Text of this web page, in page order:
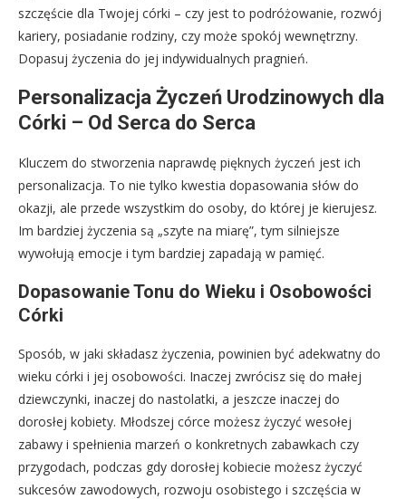
szczęście dla Twojej córki – czy jest to podróżowanie, rozwój
kariery, posiadanie rodziny, czy może spokój wewnętrzny.
Dopasuj życzenia do jej indywidualnych pragnień.
Personalizacja Życzeń Urodzinowych dla
Córki – Od Serca do Serca
Kluczem do stworzenia naprawdę pięknych życzeń jest ich
personalizacja. To nie tylko kwestia dopasowania słów do
okazji, ale przede wszystkim do osoby, do której je kierujesz.
Im bardziej życzenia są „szyte na miarę”, tym silniejsze
wywołują emocje i tym bardziej zapadają w pamięć.
Dopasowanie Tonu do Wieku i Osobowości
Córki
Sposób, w jaki składasz życzenia, powinien być adekwatny do
wieku córki i jej osobowości. Inaczej zwrócisz się do małej
dziewczynki, inaczej do nastolatki, a jeszcze inaczej do
dorosłej kobiety. Młodszej córce możesz życzyć wesołej
zabawy i spełnienia marzeń o konkretnych zabawkach czy
przygodach, podczas gdy dorosłej kobiecie możesz życzyć
sukcesów zawodowych, rozwoju osobistego i szczęścia w